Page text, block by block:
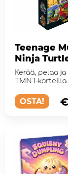
Teenage
Ninja
Trading
Game
Kerää, pelaa
TMNT-korteilla
OSTA!